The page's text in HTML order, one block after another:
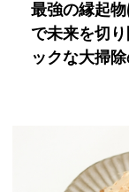
最強の縁起
で未来を切
ックな大掃除